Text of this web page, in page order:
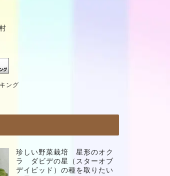
ング
珍しい野菜栽培 星形のオク
ラ ダビデの星（スターオブ
デイビッド）の種を取りたい